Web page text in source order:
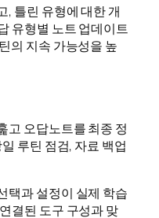
, 틀린 유형에 대한 개
유형별 노트 업데이트
의 지속 가능성을 높
고 오답노트를 최종 정
루틴 점검, 자료 백업
택과 설정이 실제 학습
결된 도구 구성과 맞